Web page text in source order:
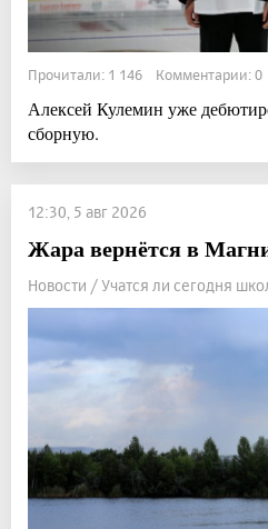
Прочитали: 1 146 Комментарии: 0
Алексей Кулемин уже
сборную.
12:30, 5 авг 2026
Жара вернётся в
Новости / Учатся ли сегодня